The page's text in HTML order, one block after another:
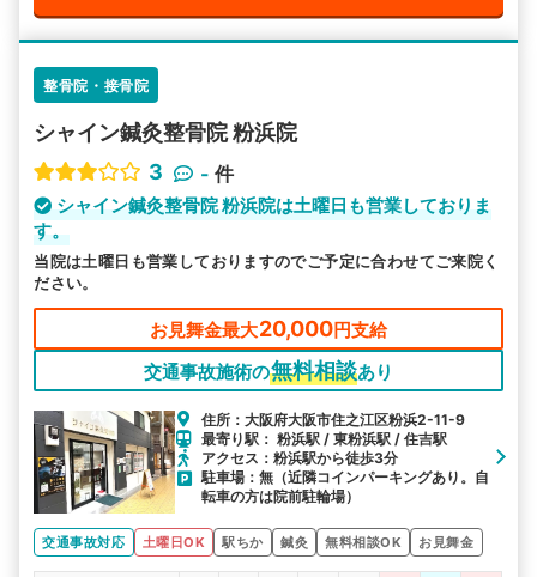
整骨院・接骨院
シャイン鍼灸整骨院 粉浜院
3
- 件
シャイン鍼灸整骨院 粉浜院は土曜日も営業しておりま
す。
当院は土曜日も営業しておりますのでご予定に合わせてご来院く
ださい。
お見舞金最大20,000円支給
交通事故施術の無料相談あり
住所：大阪府大阪市住之江区粉浜2-11-9
最寄り駅： 粉浜駅 / 東粉浜駅 / 住吉駅
アクセス：粉浜駅から徒歩3分
駐車場：無（近隣コインパーキングあり。自
転車の方は院前駐輪場）
交通事故対応 土曜日OK 駅ちか 鍼灸 無料相談OK お見舞金